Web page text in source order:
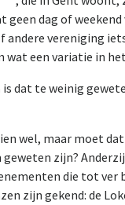
geen dag of
andere vereniging
wat een variatie in het
is dat te weinig
wel, maar moet
zijn?
die tot ver
zijn gekend: de